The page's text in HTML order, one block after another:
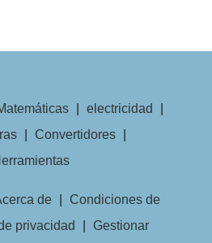
electricidad
Convertidores
de
Condiciones de
privacidad
Gestionar